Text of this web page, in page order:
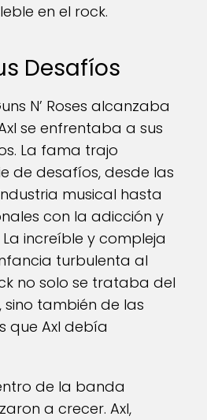
en el rock.
Desafíos
N’ Roses alcanzaba
se enfrentaba a sus
La fama trajo
de desafíos, desde las
musical hasta
con la adicción y
increíble y compleja
turbulenta al
no solo se trataba del
sino también de las
que Axl debía
de la banda
a crecer. Axl,